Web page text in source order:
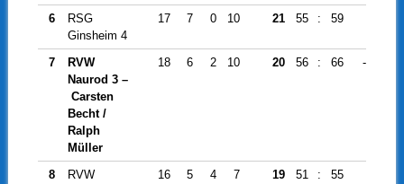
6
RSG
Ginsheim 4
17 7 0 10 21 55 : 59
7
RVW
Naurod 3 –
Carsten
Becht /
Ralph
Müller
18 6 2 10 20 56 : 66 -10
8
RVW
16 5 4 7 19 51 : 55